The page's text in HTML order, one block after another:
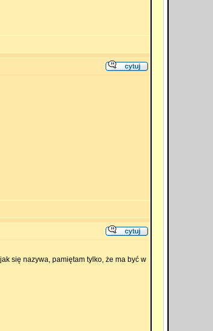
się nazywa, pamiętam tylko, że ma być w